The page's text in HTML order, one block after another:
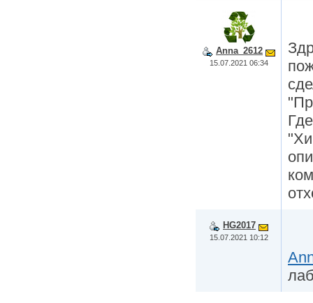
Anna_2612
15.07.2021 06:34
HG2017
15.07.2021 10:12